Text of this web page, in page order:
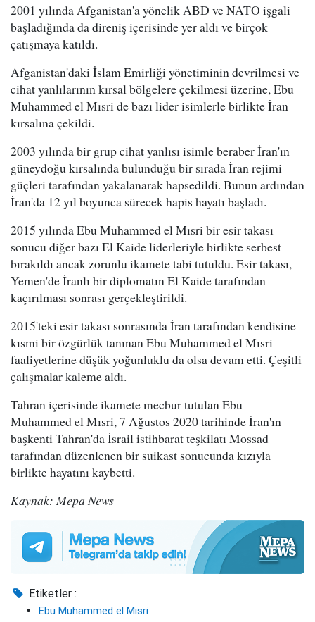
2001 yılında Afganistan'a yönelik ABD ve NATO işgali
başladığında da direniş içerisinde yer aldı ve birçok
çatışmaya katıldı.
Afganistan'daki İslam Emirliği yönetiminin devrilmesi ve
cihat yanlılarının kırsal bölgelere çekilmesi üzerine, Ebu
Muhammed el Mısri de bazı lider isimlerle birlikte İran
kırsalına çekildi.
2003 yılında bir grup cihat yanlısı isimle beraber İran'ın
güneydoğu kırsalında bulunduğu bir sırada İran rejimi
güçleri tarafından yakalanarak hapsedildi. Bunun ardından
İran'da 12 yıl boyunca sürecek hapis hayatı başladı.
2015 yılında Ebu Muhammed el Mısri bir esir takası
sonucu diğer bazı El Kaide liderleriyle birlikte serbest
bırakıldı ancak zorunlu ikamete tabi tutuldu. Esir takası,
Yemen'de İranlı bir diplomatın El Kaide tarafından
kaçırılması sonrası gerçekleştirildi.
2015'teki esir takası sonrasında İran tarafından kendisine
kısmi bir özgürlük tanınan Ebu Muhammed el Mısri
faaliyetlerine düşük yoğunluklu da olsa devam etti. Çeşitli
çalışmalar kaleme aldı.
Tahran içerisinde ikamete mecbur tutulan Ebu
Muhammed el Mısri, 7 Ağustos 2020 tarihinde İran'ın
başkenti Tahran'da İsrail istihbarat teşkilatı Mossad
tarafından düzenlenen bir suikast sonucunda kızıyla
birlikte hayatını kaybetti.
Kaynak: Mepa News
Etiketler :
Ebu Muhammed el Mısri